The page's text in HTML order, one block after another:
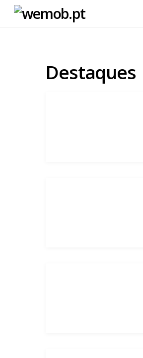
Destaques